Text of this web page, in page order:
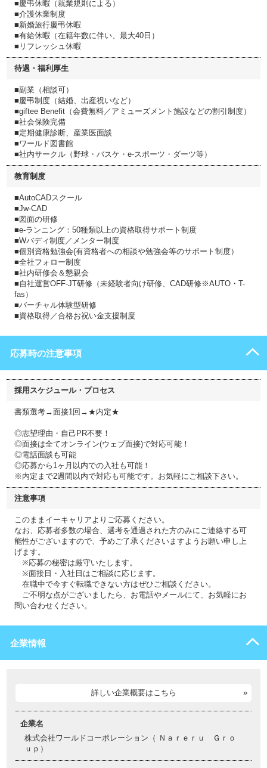
■慶弔休暇（就業規則による）
■介護休業制度
■新婚旅行慶弔休暇
■有給休暇（在籍年数に伴い、最大40日）
■リフレッシュ休暇
待遇・福利厚生
■副業（相談可）
■慶弔制度（結婚、出産祝いなど）
■giftee Benefit（会費無料／アミューズメント施設などの割引制度）
■社会保険完備
■定期健康診断、産業医面談
■ワールド図書館
■社内サークル（野球・バスケ・e-スポーツ・ダーツ等）
教育制度
■AutoCADスクール
■Jw‐CAD
■図面の研修
■e-ランニング：50種類以上の資格取得サポート制度
■Wバディ制度／メンター制度
■個別資格勉強会(有資格者への相談や勉強会等のサポート制度）
■全社フォロー制度
■社内研修会＆懇親会
■自社運営OFF-JT研修（未経験者向け研修、CAD研修※AUTO・T-
fas）
■バーチャル体験型研修
■資格取得／合格お祝い金支援制度
応募時の注意事項
採用スケジュール・プロセス
書類選考→面接1回→★内定★
◎志望理由・自己PR不要！
◎面接は全てオンライン(ウェブ面接)で対応可能！
◎電話面談も可能
◎応募から1ヶ月以内での入社も可能！
※内定まで2週間以内で対応も可能です。お気軽にご相談下さい。
注意事項
このままイーキャリアよりご応募ください。
なお、応募者多数の場合、選考を通過された方のみにご連絡する可
能性がございますので、予めご了承くださいますようお願い申し上
げます。
※応募の秘密は厳守いたします。
※面接日・入社日はご相談に応じます。
在職中で今すぐ転職できない方はぜひご相談ください。
ご不明な点がございましたら、お電話やメールにて、お気軽にお
問い合わせください。
企業情報
詳しい企業概要はこちら
企業名
株式会社ワールドコーポレーション（ Ｎａｒｅｒｕ Ｇｒｏ
ｕｐ）